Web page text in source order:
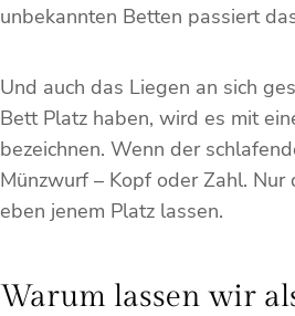
unbekannten Betten passiert
Und auch das Liegen an sich
Bett Platz haben, wird es mit
bezeichnen. Wenn der
Münzwurf – Kopf oder Zahl.
eben jenem Platz lassen.
Warum lassen wir